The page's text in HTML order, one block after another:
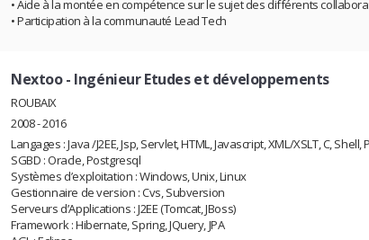
• Aide à la montée en compétence sur le sujet des différents
• Participation à la communauté Lead Tech
Nextoo- Ingénieur Etudes et développements
ROUBAIX
2008 - 2016
Langages : Java /J2EE, Jsp, Servlet, HTML, Javascript, XML/XSLT, C, Shell,
SGBD : Oracle, Postgresql
Systèmes d’exploitation : Windows, Unix, Linux
Gestionnaire de version : Cvs, Subversion
Serveurs d’Applications : J2EE (Tomcat, JBoss)
Framework : Hibernate, Spring, JQuery, JPA